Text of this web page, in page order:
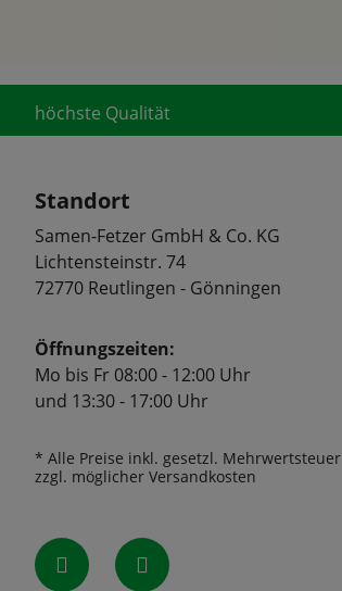
höchste Qualität
Standort
Samen-Fetzer GmbH & Co. KG
Lichtensteinstr. 74
72770 Reutlingen - Gönningen
Öffnungszeiten:
Mo bis Fr 08:00 - 12:00 Uhr
und 13:30 - 17:00 Uhr
* Alle Preise inkl. gesetzl. Mehrwertsteuer
zzgl. möglicher Versandkosten